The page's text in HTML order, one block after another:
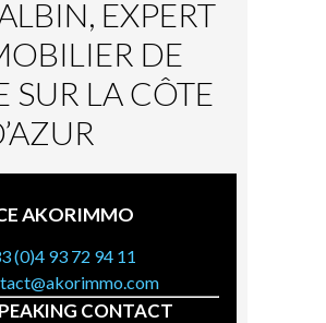
EXPERT
DE
SUR LA CÔTE
AKORIMMO
(0)4 93 72 94 11
CONTACT